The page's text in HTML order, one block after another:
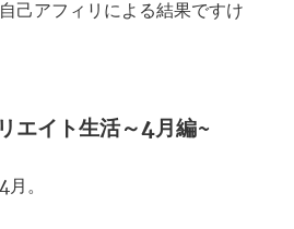
己アフィリによる結果ですけ
エイト生活～4月編~
。